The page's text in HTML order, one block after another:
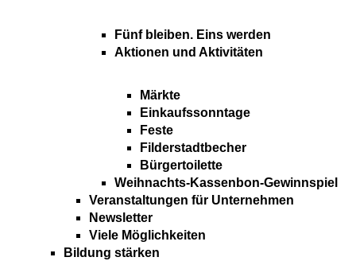
Fünf bleiben. Eins werden
Aktionen und Aktivitäten
Märkte
Einkaufssonntage
Feste
Filderstadtbecher
Bürgertoilette
Weihnachts-Kassenbon-Gewinnspiel
Veranstaltungen für Unternehmen
Newsletter
Viele Möglichkeiten
Bildung stärken